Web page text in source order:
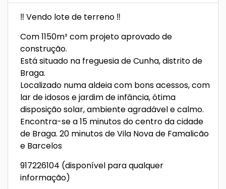
‼️ Vendo lote de terreno ‼️
Com 1150m² com projeto aprovado de
construção.
Está situado na freguesia de Cunha, distrito de
Braga.
Localizado numa aldeia com bons acessos, com
lar de idosos e jardim de infância, ótima
disposição solar, ambiente agradável e calmo.
Encontra-se a 15 minutos do centro da cidade
de Braga. 20 minutos de Vila Nova de Famalicão
e Barcelos
917226104 (disponível para qualquer
informação)